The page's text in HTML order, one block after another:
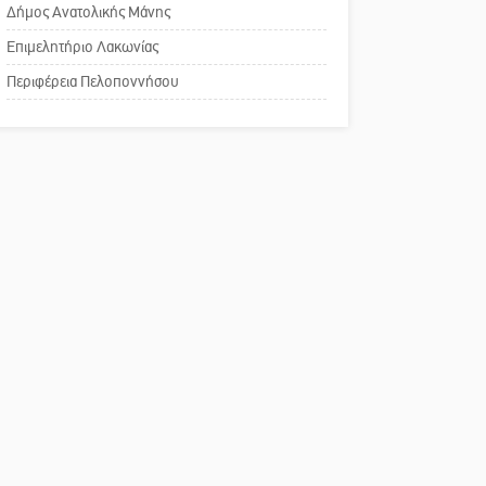
Πού βρίσκεται το ιστορικό
κέντρο της Σπάρτης;
Δήμος Ανατολικής Μάνης
Επιμελητήριο Λακωνίας
Περιφέρεια Πελοποννήσου